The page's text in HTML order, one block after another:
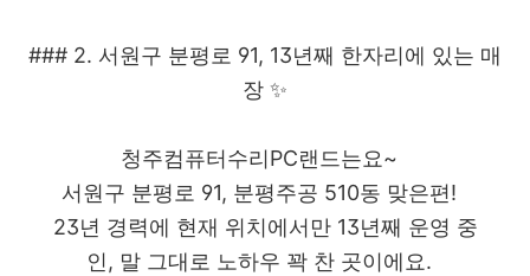
### 2. 서원구 분평로 91, 13년째 한자리에 있는 매
장 ✨
청주컴퓨터수리PC랜드는요~
서원구 분평로 91, 분평주공 510동 맞은편!
23년 경력에 현재 위치에서만 13년째 운영 중
인, 말 그대로 노하우 꽉 찬 곳이에요.